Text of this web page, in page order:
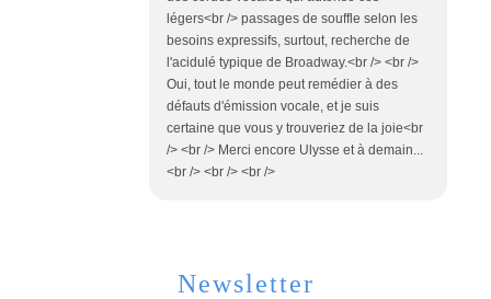
légers<br /> passages de souffle selon les
besoins expressifs, surtout, recherche de
l'acidulé typique de Broadway.<br /> <br />
Oui, tout le monde peut remédier à des
défauts d'émission vocale, et je suis
certaine que vous y trouveriez de la joie<br
/> <br /> Merci encore Ulysse et à demain...
<br /> <br /> <br />
Newsletter